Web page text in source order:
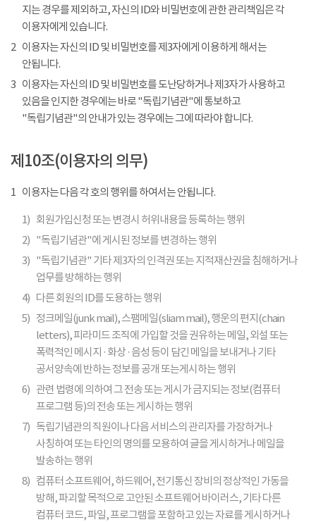
지는 경우를 제외하고, 자신의 ID와 비밀번호에 관한 관리책임은 각
이용자에게 있습니다.
2 이용자는 자신의 ID 및 비밀번호를 제3자에게 이용하게 해서는
안됩니다.
3 이용자는 자신의 ID 및 비밀번호를 도난당하거나 제3자가 사용하고
있음을 인지한 경우에는 바로 "독립기념관"에 통보하고
"독립기념관"의 안내가 있는 경우에는 그에 따라야 합니다.
제10조(이용자의 의무)
1 이용자는 다음 각 호의 행위를 하여서는 안됩니다.
1) 회원가입신청 또는 변경시 허위내용을 등록하는 행위
2) "독립기념관"에 게시된 정보를 변경하는 행위
3) "독립기념관" 기타 제3자의 인격권 또는 지적재산권을 침해하거나
업무를 방해하는 행위
4) 다른 회원의 ID를 도용하는 행위
5) 정크메일(junk mail), 스팸메일(sliam mail), 행운의 편지(chain
letters), 피라미드 조직에 가입할 것을 권유하는 메일, 외설 또는
폭력적인 메시지 · 화상 · 음성 등이 담긴 메일을 보내거나 기타
공서양속에 반하는 정보를 공개 또는게시하는 행위
6) 관련 법령에 의하여 그 전송 또는 게시가 금지되는 정보(컴퓨터
프로그램 등)의 전송 또는 게시하는 행위
7) 독립기념관의 직원이나 다음 서비스의 관리자를 가장하거나
사칭하여 또는 타인의 명의를 모용하여 글을 게시하거나 메일을
발송하는 행위
8) 컴퓨터 소프트웨어, 하드웨어, 전기통신 장비의 정상적인 가동을
방해, 파괴할 목적으로 고안된 소프트웨어 바이러스, 기타 다른
컴퓨터 코드, 파일, 프로그램을 포함하고 있는 자료를 게시하거나